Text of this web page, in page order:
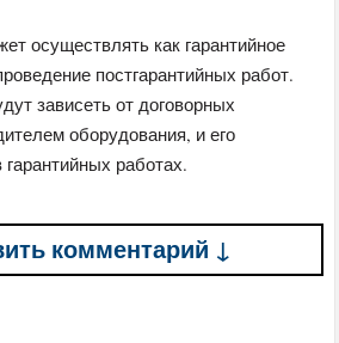
осуществлять как гарантийное
постгарантийных работ.
зависеть от договорных
оборудования, и его
работах.
комментарий ↓